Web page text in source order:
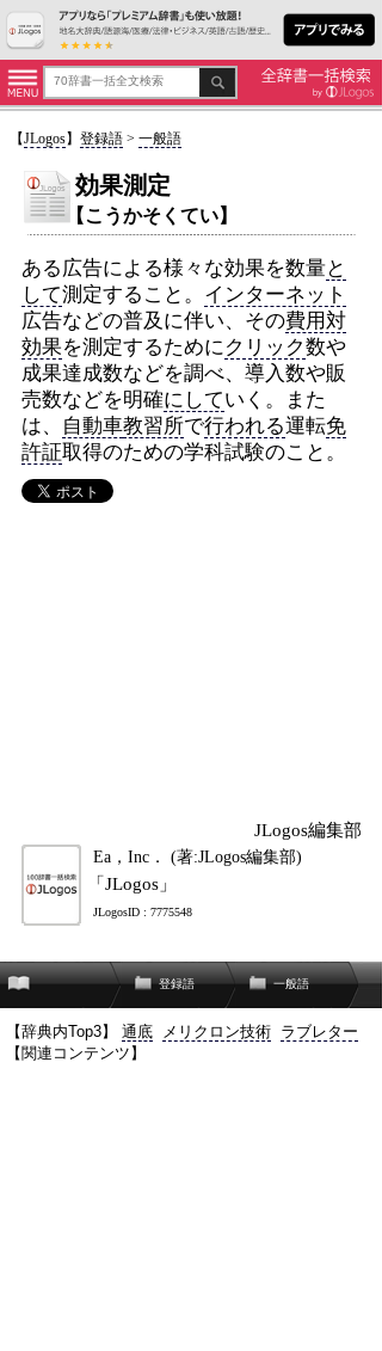
【JLogos】 登録語> 一般語
効果測定
【こうかそくてい】
ある広告による様々な効果を数量と
して測定すること。 インターネット
広告などの普及に伴い、その費用対
効果を測定するためにクリック数や
成果達成数などを調べ、導入数や販
売数などを明確にしていく。また
は、
自動車教習所で行われる運転免
許証取得のための学科試験のこと。
JLogos編集部
Ea，Inc． (著:JLogos編集部)
「JLogos」
JLogosID : 7775548
登録語 一般語
【辞典内Top3】 通底 メリクロン技術 ラブレター
【関連コンテンツ】